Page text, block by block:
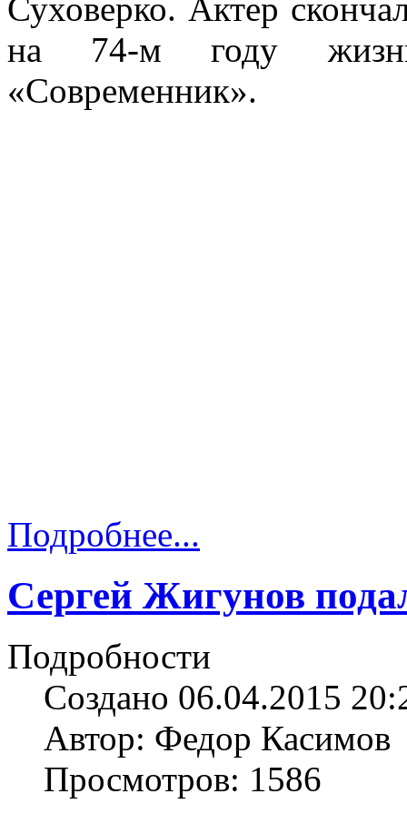
Суховерко. Актер
на 74-м году
«Современник».
Подробнее...
Сергей Жигунов
Подробности
Создано 06.04.2015
Автор: Федор Касимов
Просмотров: 1586